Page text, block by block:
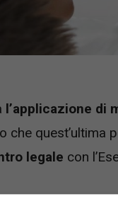
l’applicazione di
che quest’ultima
legale con